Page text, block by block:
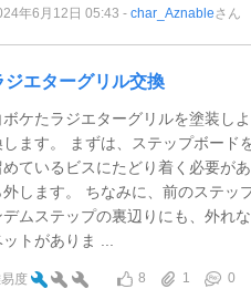
年6月12日 05:43
char_Aznableさん
ジエターグリル交換
ボケたラジエターグリルを塗装し
します。 まずは、ステップボード
めているビスにたどり着く必要が
外します。 ちなみに、前のステッ
デムステップの裏辺りにも、外れ
ットがありま ...
度 8 1
0